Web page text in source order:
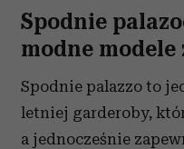
Spodnie
modne
Spodnie palazzo to
letniej garderoby,
a jednocześnie